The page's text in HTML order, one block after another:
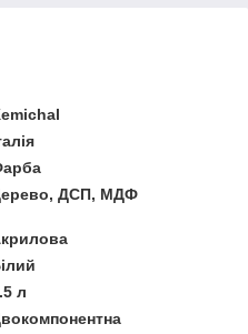
ДСП, МДФ
л